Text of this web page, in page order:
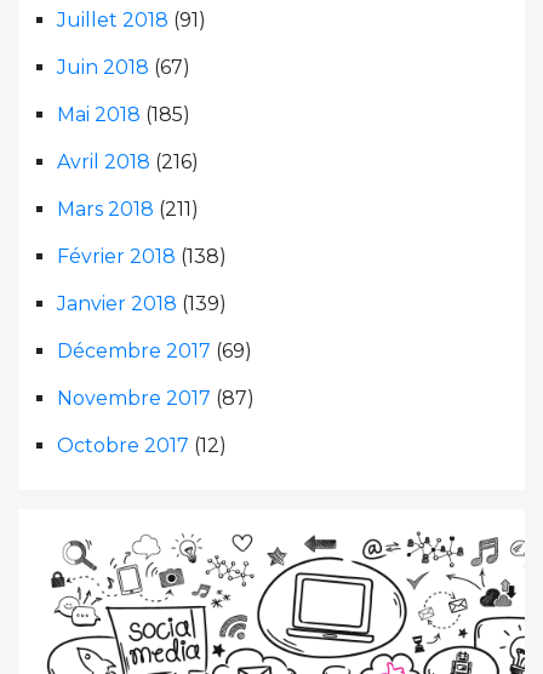
Juillet 2018 (91)
Juin 2018 (67)
Mai 2018 (185)
Avril 2018 (216)
Mars 2018 (211)
Février 2018 (138)
Janvier 2018 (139)
Décembre 2017 (69)
Novembre 2017 (87)
Octobre 2017 (12)